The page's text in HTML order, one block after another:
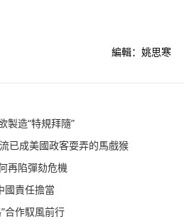
編輯：姚思寒
製造“特規拜隨”
已成美國政客耍弄的馬戲猴
再陷彈劾危機
國責任擔當
合作馭風前行